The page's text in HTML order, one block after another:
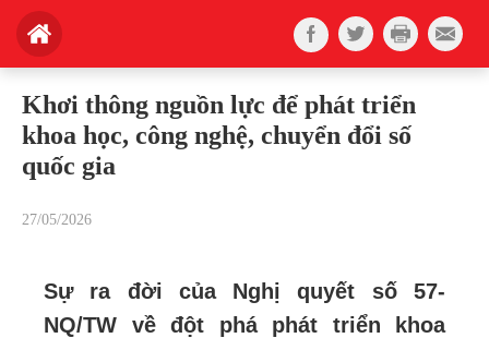
Khơi thông nguồn lực để phát triển
khoa học, công nghệ, chuyển đổi số
quốc gia
27/05/2026
Sự ra đời của Nghị quyết số 57-
NQ/TW về đột phá phát triển khoa